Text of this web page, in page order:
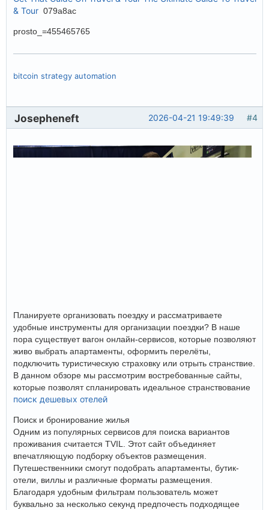
& Tour 079a8ac
prosto_=455465765
bitcoin strategy automation
#4
2026-04-21 19:49:39
Josepheneft
Планируете организовать поездку и рассматриваете
удобные инструменты для организации поездки? В наше
пора существует вагон онлайн-сервисов, которые позволяют
живо выбрать апартаменты, оформить перелёты,
подключить туристическую страховку или отрыть странствие.
В данном обзоре мы рассмотрим востребованные сайты,
которые позволят спланировать идеальное странствование
поиск дешевых отелей
Поиск и бронирование жилья
Одним из популярных сервисов для поиска вариантов
проживания считается TVIL. Этот сайт объединяет
впечатляющую подборку объектов размещения.
Путешественники смогут подобрать апартаменты, бутик-
отели, виллы и различные форматы размещения.
Благодаря удобным фильтрам пользователь может
буквально за несколько секунд предпочесть подходящее